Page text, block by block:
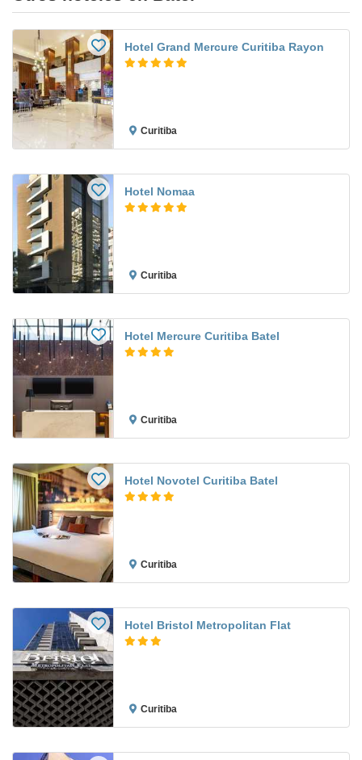
Hotel Grand Mercure Curitiba Rayon
Curitiba
Hotel Nomaa
Curitiba
Hotel Mercure Curitiba Batel
Curitiba
Hotel Novotel Curitiba Batel
Curitiba
Hotel Bristol Metropolitan Flat
Curitiba